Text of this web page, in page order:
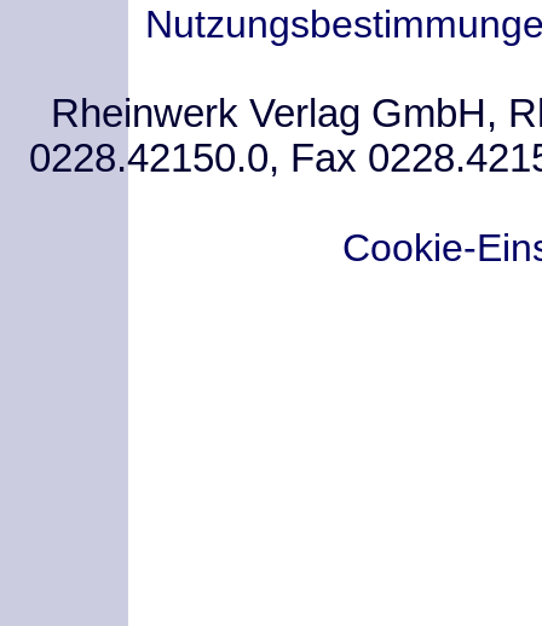
Rheinwerk Verlag GmbH,
0228.42150.0, Fax
Cookie-